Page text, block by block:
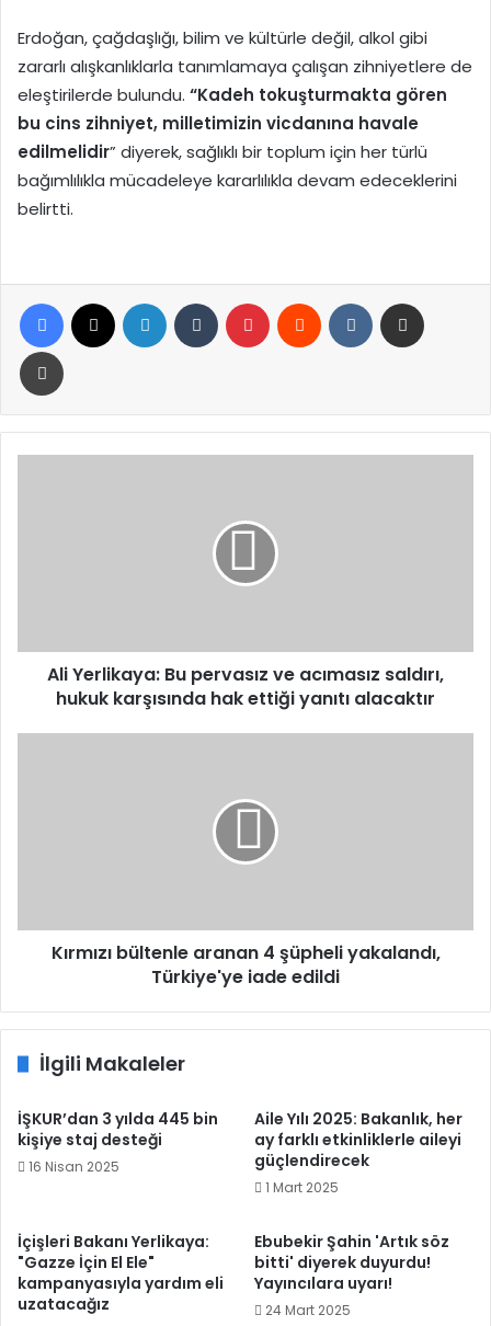
Erdoğan, çağdaşlığı, bilim ve kültürle değil, alkol gibi
zararlı alışkanlıklarla tanımlamaya çalışan zihniyetlere de
eleştirilerde bulundu. “Kadeh tokuşturmakta gören
bu cins zihniyet, milletimizin vicdanına havale
edilmelidir” diyerek, sağlıklı bir toplum için her türlü
bağımlılıkla mücadeleye kararlılıkla devam edeceklerini
belirtti.
Facebook LinkedIn Tumblr Pinterest Reddit VKontakte
Yazdır
karşısında
Ali Yerlikaya: Bu pervasız ve acımasız saldırı,
hukuk karşısında hak ettiği yanıtı alacaktır
edildi
Kırmızı bültenle aranan 4 şüpheli yakalandı,
Türkiye'ye iade edildi
İlgili Makaleler
İŞKUR’dan 3 yılda 445 bin
kişiye staj desteği
16 Nisan 2025
Aile Yılı 2025: Bakanlık, her
ay farklı etkinliklerle aileyi
güçlendirecek
1 Mart 2025
İçişleri Bakanı Yerlikaya:
"Gazze İçin El Ele"
kampanyasıyla yardım eli
uzatacağız
Ebubekir Şahin 'Artık söz
bitti' diyerek duyurdu!
Yayıncılara uyarı!
24 Mart 2025